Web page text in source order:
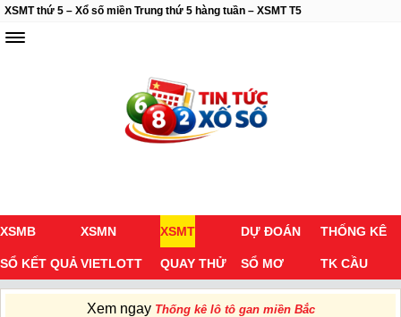
XSMT thứ 5 – Xổ số miền Trung thứ 5 hàng tuần – XSMT T5
XSMB XSMN XSMT DỰ ĐOÁN THỐNG KÊ
SỔ KẾT QUẢVIETLOTT QUAY THỬ SỔ MƠ TK CẦU
Xem ngay Thống kê lô tô gan miền Bắc